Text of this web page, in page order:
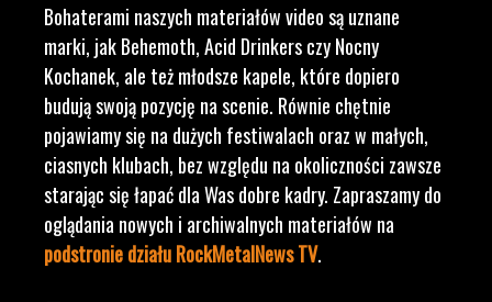
Bohaterami naszych materiałów video są uznane
marki, jak Behemoth, Acid Drinkers czy Nocny
Kochanek, ale też młodsze kapele, które dopiero
budują swoją pozycję na scenie. Równie chętnie
pojawiamy się na dużych festiwalach oraz w małych,
ciasnych klubach, bez względu na okoliczności zawsze
starając się łapać dla Was dobre kadry. Zapraszamy do
oglądania nowych i archiwalnych materiałów na
podstronie działu RockMetalNews TV.